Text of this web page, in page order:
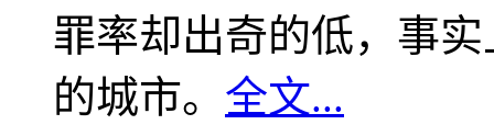
罪率却出奇的低，事
的城市。 全文...